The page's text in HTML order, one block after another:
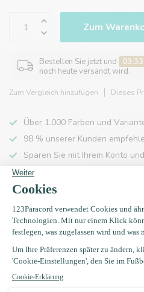
Zum
Bestellen Sie jetzt und
noch heute versandt wird.
Zum Vergleich hinzufügen Dieses
Über 1.000 Farben und
98 % unserer Kunden
Sparen Sie mit Ihrem Konto
Kostenlose Lieferung nach
Produktbeschreibung
Eigenschaften